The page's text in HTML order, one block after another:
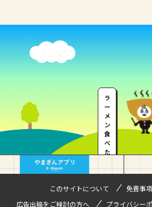
ラ
ー
メ
ン
食
べ
た
このサイトについて 免責事項
広告出稿をご検討の方へ
プライバシー